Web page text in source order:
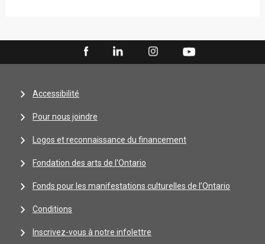
Accessibilité
Pour nous joindre
Logos et reconnaissance du financement
Fondation des arts de l'Ontario
Fonds pour les manifestations culturelles de l’Ontario
Conditions
Inscrivez-vous à notre infolettre